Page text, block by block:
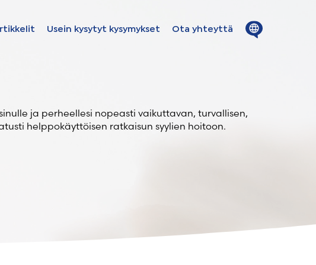
Usein kysytyt kysymykset Ota yhteyttä
Open
ja perheellesi nopeasti vaikuttavan, turvallisen,
helppokäyttöisen ratkaisun syylien hoitoon.
Close
menu